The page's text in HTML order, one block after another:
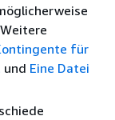
für
und Eine Datei